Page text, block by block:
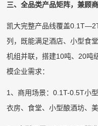
三、全品类产品矩阵，兼顾
凯大完整产品线覆盖
列，既能满足酒店、小型食
机组并联，搭建10吨、20吨
模企业需求：
1、商用场景：0.1T-0.5T小
衣房、食堂、小型酿酒坊、美